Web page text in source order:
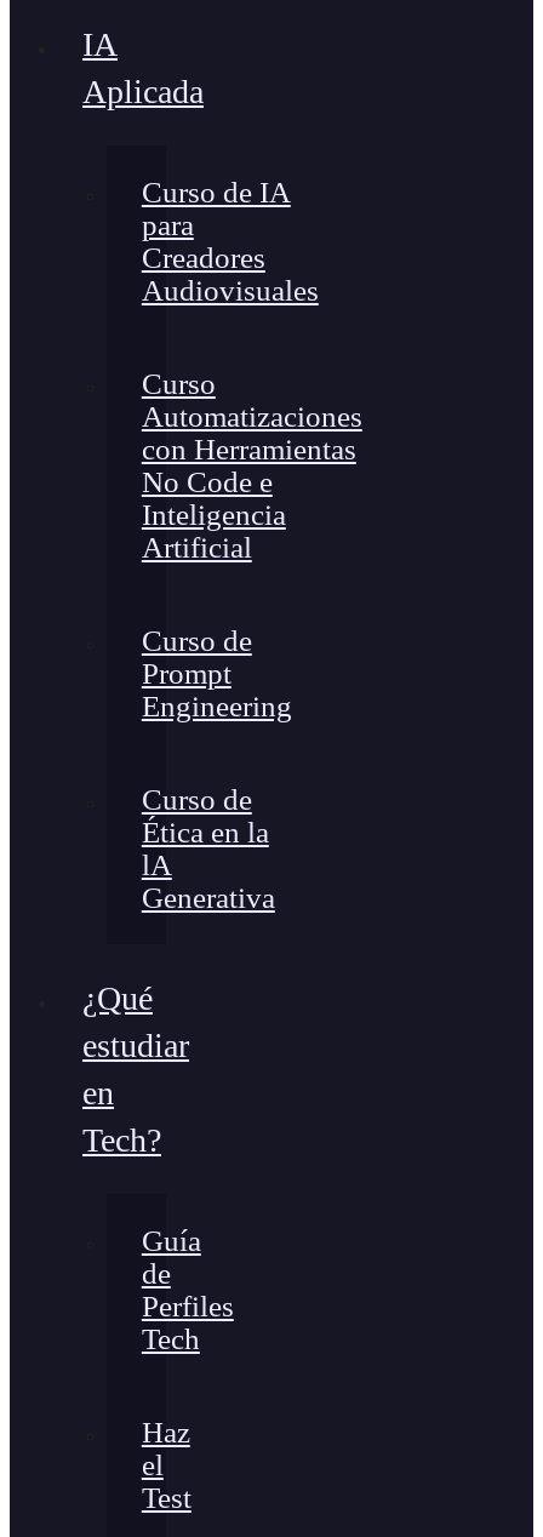
IA
Aplicada
Curso de IA
para
Creadores
Audiovisuales
Curso
Automatizaciones
con Herramientas
No Code e
Inteligencia
Artificial
Curso de
Prompt
Engineering
Curso de
Ética en la
lA
Generativa
¿Qué
estudiar
en
Tech?
Guía
de
Perfiles
Tech
Haz
el
Test